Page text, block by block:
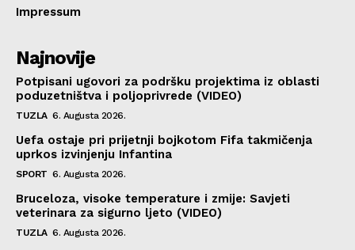
Impressum
Najnovije
Potpisani ugovori za podršku projektima iz oblasti
poduzetništva i poljoprivrede (VIDEO)
TUZLA 6. Augusta 2026.
Uefa ostaje pri prijetnji bojkotom Fifa takmičenja
uprkos izvinjenju Infantina
SPORT 6. Augusta 2026.
Bruceloza, visoke temperature i zmije: Savjeti
veterinara za sigurno ljeto (VIDEO)
TUZLA 6. Augusta 2026.